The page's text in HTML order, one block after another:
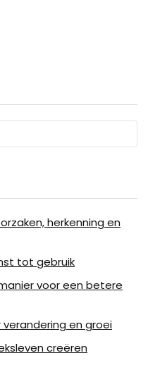
herkenning en
tot gebruik
voor een betere
en groei
creëren